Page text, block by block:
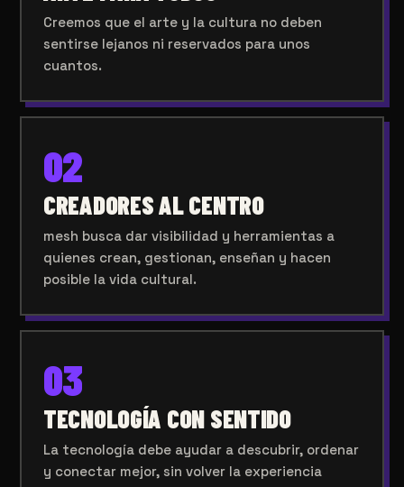
Creemos que el arte y la cultura no deben
sentirse lejanos ni reservados para unos
cuantos.
02
CREADORES AL CENTRO
mesh busca dar visibilidad y herramientas a
quienes crean, gestionan, enseñan y hacen
posible la vida cultural.
03
TECNOLOGÍA CON SENTIDO
La tecnología debe ayudar a descubrir, ordenar
y conectar mejor, sin volver la experiencia